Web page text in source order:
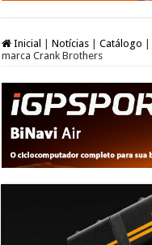
Inicial Notícias Catálogo
marca Crank Brothers